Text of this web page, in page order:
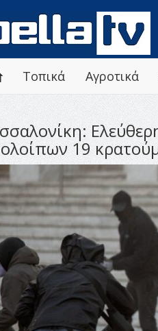
Τοπικά Αγροτικά
19